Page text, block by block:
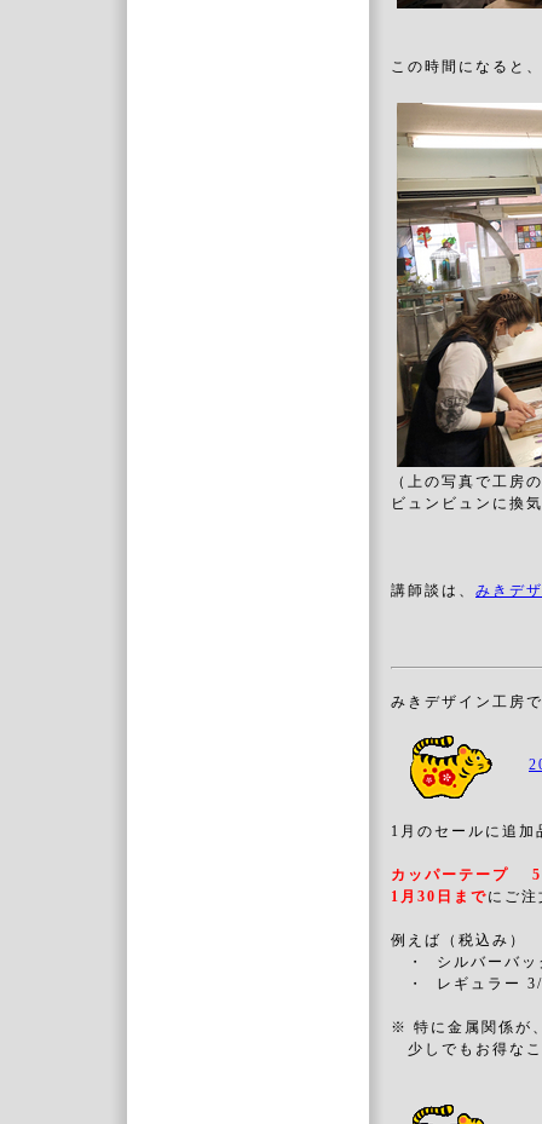
この時間になると
（上の写真で工房
ビュンビュンに換
講師談は、 みきデ
みきデザイン工房
1月のセールに追加
カッパーテープ
1月30日までにご
例えば（税込み）
・ シルバーバ
・ レギュラ
※ 特に金属関係が
少しでもお得な